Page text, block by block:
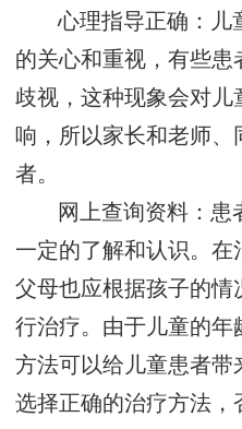
心理指导正确：儿
的关心和重视，有些
歧视，这种现象会对儿
响，所以家长和老师
者。
网上查询资料：患
一定的了解和认识。在
父母也应根据孩子的
行治疗。由于儿童的年
方法可以给儿童患者
选择正确的治疗方法，